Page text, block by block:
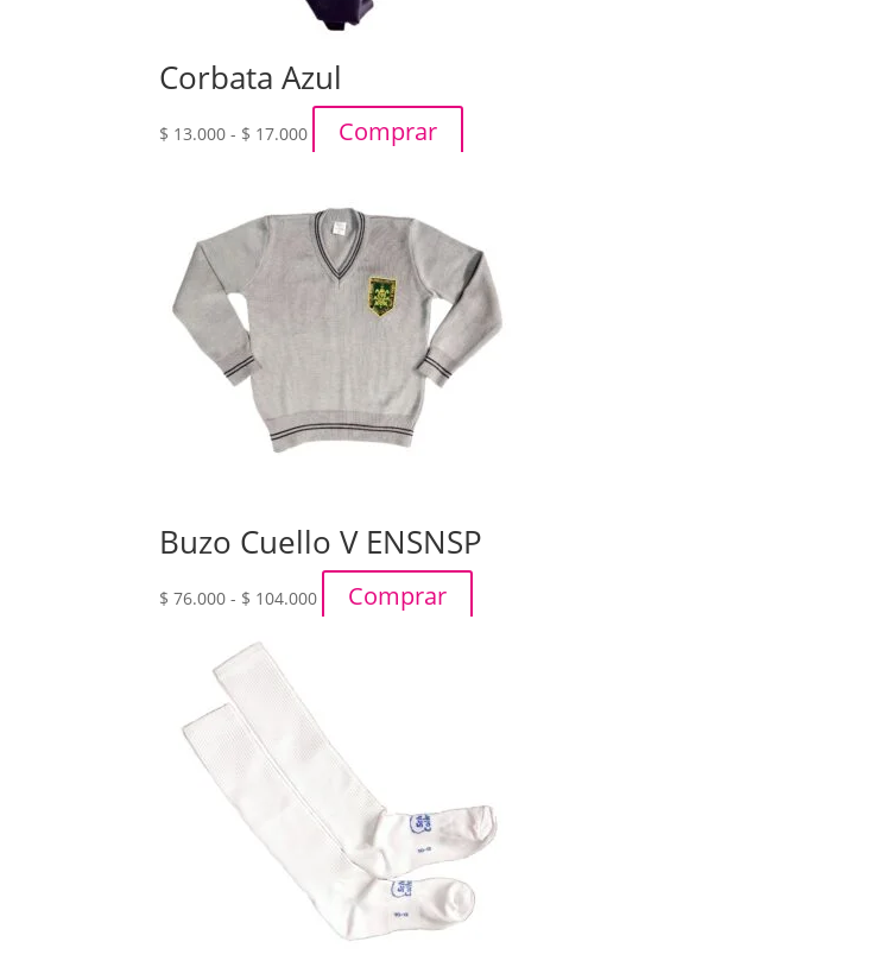
Corbata Azul
$ 13.000 - $ 17.000 Rango
de
desde
$ 13.000
hasta
$ 17.000
Comprar
Buzo Cuello V ENSNSP
$ 76.000 - $ 104.000 Rango
de
hasta
$ 104.000
Comprar